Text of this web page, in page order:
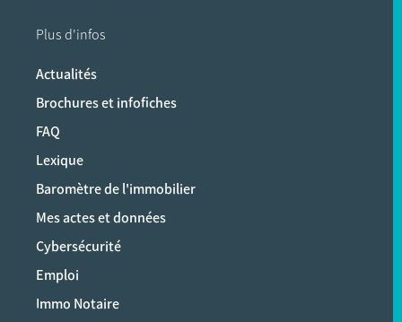
Plus d'infos
Actualités
Brochures et infofiches
FAQ
Lexique
Baromètre de l'immobilier
Mes actes et données
Cybersécurité
Emploi
Immo Notaire